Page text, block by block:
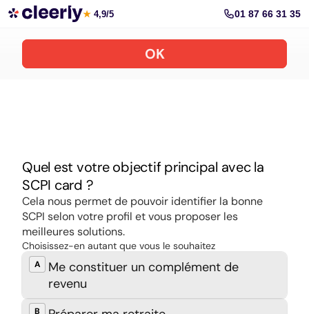
Souscrire aux meilleures SCPI en ligne
★ 4,9/5 01 87 66 31 35